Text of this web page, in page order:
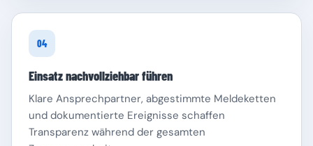
04
Einsatz nachvollziehbar führen
Klare Ansprechpartner, abgestimmte Meldeketten
und dokumentierte Ereignisse schaffen
Transparenz während der gesamten